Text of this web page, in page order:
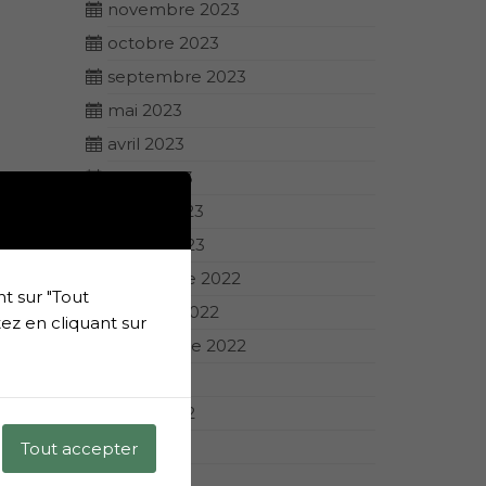
novembre 2023
octobre 2023
septembre 2023
mai 2023
avril 2023
mars 2023
février 2023
janvier 2023
décembre 2022
octobre 2022
septembre 2022
juillet 2022
juin 2022
avril 2022
sur "Tout
en cliquant sur
Tout accepter